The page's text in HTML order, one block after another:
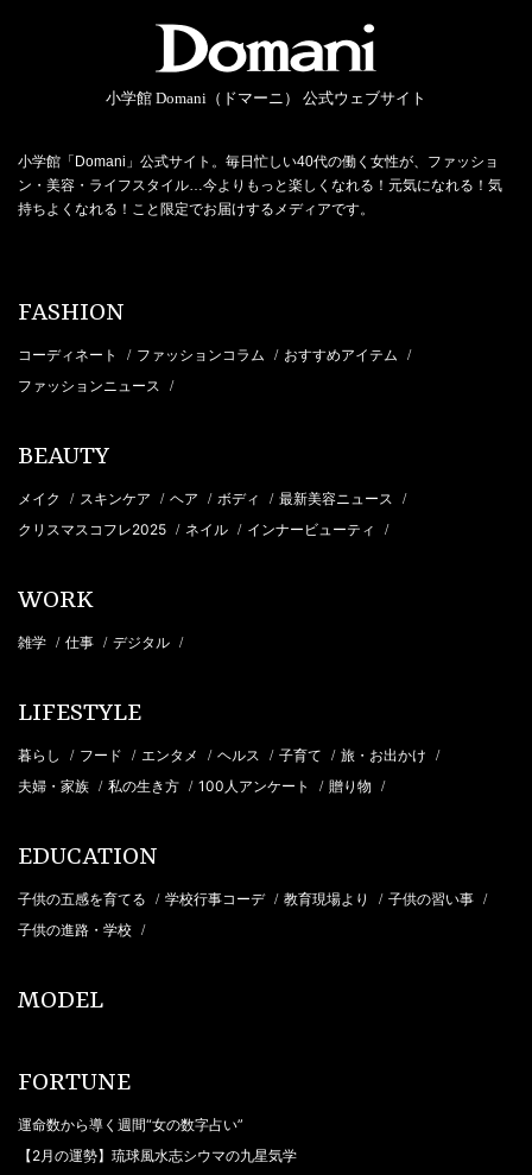
小学館 Domani（ドマーニ） 公式ウェブサイト
小学館「Domani」公式サイト。毎日忙しい40代の働く女性が、ファッショ
ン・美容・ライフスタイル…今よりもっと楽しくなれる！元気になれる！気
持ちよくなれる！こと限定でお届けするメディアです。
FASHION
コーディネート / ファッションコラム / おすすめアイテム /
ファッションニュース /
BEAUTY
メイク / スキンケア / ヘア / ボディ / 最新美容ニュース /
クリスマスコフレ2025 / ネイル / インナービューティ /
WORK
雑学 / 仕事 / デジタル /
LIFESTYLE
暮らし / フード / エンタメ / ヘルス / 子育て / 旅・お出かけ /
夫婦・家族 / 私の生き方 / 100人アンケート / 贈り物 /
EDUCATION
子供の五感を育てる / 学校行事コーデ / 教育現場より / 子供の習い事 /
子供の進路・学校 /
MODEL
FORTUNE
運命数から導く週間“女の数字占い”
【2月の運勢】琉球風水志シウマの九星気学